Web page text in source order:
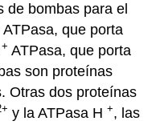
de bombas para el
ATPasa, que porta
+ ATPasa, que porta
son proteínas
Otras dos proteínas
y la ATPasa H+, las